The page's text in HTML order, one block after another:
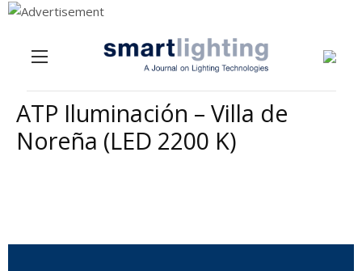
Menu
ATP Iluminación – Villa de
Noreña (LED 2200 K)